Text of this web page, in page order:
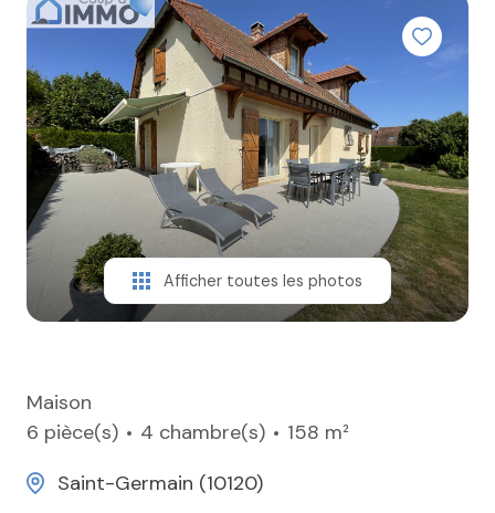
FAIRE
CONTACT
Afficher toutes les photos
Maison
6 pièce(s)
4 chambre(s)
158 m²
Saint-Germain (10120)